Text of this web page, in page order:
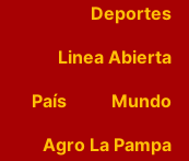
Deportes
Linea Abierta
País
Mundo
Agro La Pampa